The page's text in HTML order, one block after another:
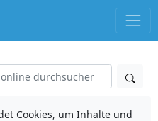
Cookies, um Inhalte und